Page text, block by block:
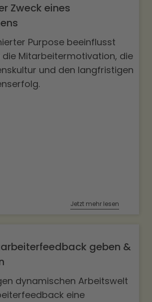
Zweck eines
Purpose beeinflusst
Mitarbeitermotivation, die
und den langfristigen
Jetzt mehr lesen
geben &
dynamischen Arbeitswelt
eine